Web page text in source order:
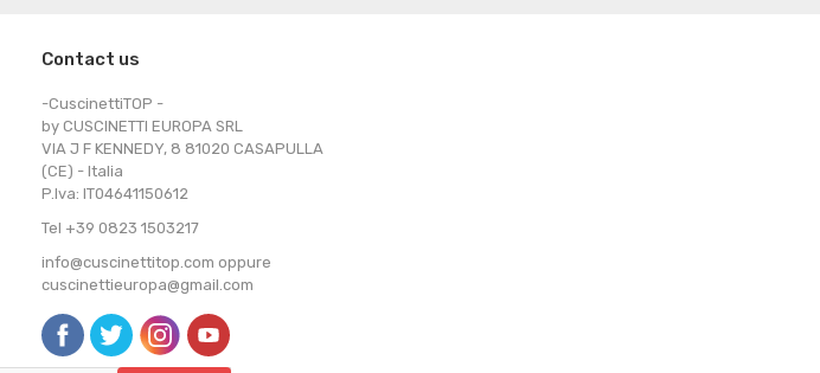
Contact us
-CuscinettiTOP -
by CUSCINETTI EUROPA SRL
VIA J F KENNEDY, 8 81020 CASAPULLA
(CE) - Italia
P.Iva: IT04641150612
Tel +39 0823 1503217
info@cuscinettitop.com oppure
cuscinettieuropa@gmail.com